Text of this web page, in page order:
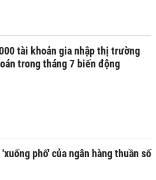
tài khoản gia nhập thị trường
trong tháng 7 biến động
phố' của ngân hàng thuần số